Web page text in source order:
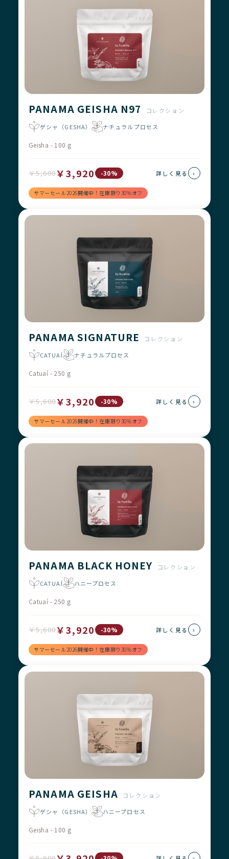
PANAMA GEISHA N97
コレクション
ゲシャ（GESHA）
ナチュラルプロセス
Geisha - 100 g
￥5,600￥3,920 -30%
サマーセール2026開催中！在庫限り30%オフ
詳しく見る ›
PANAMA SIGNATURE
コレクション
CATUAÍ
ナチュラルプロセス
Catuaí - 250 g
￥5,600￥3,920 -30%
サマーセール2026開催中！在庫限り30%オフ
詳しく見る ›
PANAMA BLACK HONEY
コレクション
CATUAÍ
ハニープロセス
Catuaí - 250 g
￥5,600￥3,920 -30%
サマーセール2026開催中！在庫限り30%オフ
詳しく見る ›
PANAMA GEISHA
コレクション
ゲシャ（GESHA）
ハニープロセス
Geisha - 100 g